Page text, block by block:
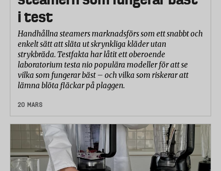
%
Intorkade rester från kokt pasta mixat med vatten
10 %
Intorkade/ inbrända rester från köttfärs med ägg
10 %
Intorkade/ inbrända rester från mjölk
(mjölkskinn) 10 %
Intorkad äggula 10 %
Intorkad crème brulée 10 %
i test
Handhållna steamers marknadsförs som ett snabbt och
enkelt sätt att släta ut skrynkliga kläder utan
strykbräda. Testfakta har låtit ett oberoende
laboratorium testa nio populära modeller för att se
vilka som fungerar bäst – och vilka som riskerar att
lämna blöta fläckar på plaggen.
20 MARS